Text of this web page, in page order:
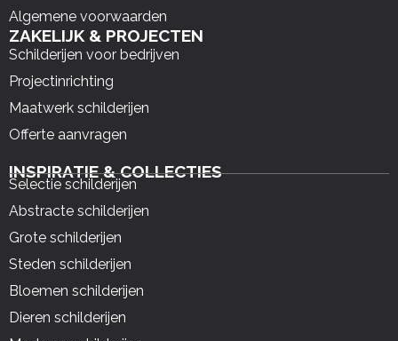
Algemene voorwaarden
ZAKELIJK & PROJECTEN
Schilderijen voor bedrijven
Projectinrichting
Maatwerk schilderijen
Offerte aanvragen
INSPIRATIE & COLLECTIES
Selectie schilderijen
Abstracte schilderijen
Grote schilderijen
Steden schilderijen
Bloemen schilderijen
Dieren schilderijen